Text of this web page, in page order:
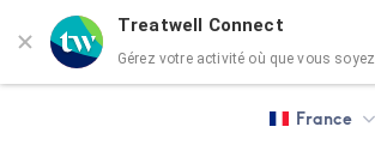
Treatwell Connect
Gérez votre activité où que vous soyez
France